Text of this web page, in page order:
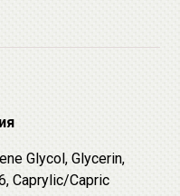
финиш, не
: церамиды
Glycol, Glycerin,
Caprylic/Capric